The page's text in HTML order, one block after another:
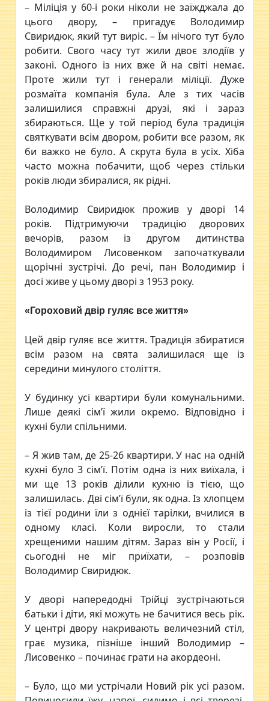
– Міліція у 60-і роки ніколи не заїжджала до
цього двору, – пригадує Володимир
Свиридюк, який тут виріс. – Їм нічого тут було
робити. Свого часу тут жили двоє злодіїв у
законі. Одного із них вже й на світі немає.
Проте жили тут і генерали міліції. Дуже
розмаїта компанія була. Але з тих часів
залишилися справжні друзі, які і зараз
збираються. Ще у той період була традиція
святкувати всім двором, робити все разом, як
би важко не було. А скрута була в усіх. Хіба
часто можна побачити, щоб через стільки
років люди збиралися, як рідні.
Володимир Свиридюк прожив у дворі 14
років. Підтримуючи традицію дворових
вечорів, разом із другом дитинства
Володимиром Лисовенком започаткували
щорічні зустрічі. До речі, пан Володимир і
досі живе у цьому дворі з 1953 року.
«Гороховий двір гуляє все життя»
Цей двір гуляє все життя. Традиція збиратися
всім разом на свята залишилася ще із
середини минулого століття.
У будинку усі квартири були комунальними.
Лише деякі сім’ї жили окремо. Відповідно і
кухні були спільними.
– Я жив там, де 25-26 квартири. У нас на одній
кухні було 3 сім’ї. Потім одна із них виїхала, і
ми ще 13 років ділили кухню із тією, що
залишилась. Дві сім’ї були, як одна. Із хлопцем
із тієї родини їли з однієї тарілки, вчилися в
одному класі. Коли виросли, то стали
хрещеними нашим дітям. Зараз він у Росії, і
сьогодні не міг приїхати, – розповів
Володимир Свиридюк.
У дворі напередодні Трійці зустрічаються
батьки і діти, які можуть не бачитися весь рік.
У центрі двору накривають величезний стіл,
грає музика, пізніше інший Володимир –
Лисовенко – починає грати на акордеоні.
– Було, що ми устрічали Новий рік усі разом.